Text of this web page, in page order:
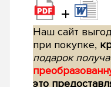
+
Наш сайт
при покупке,
подарок
это